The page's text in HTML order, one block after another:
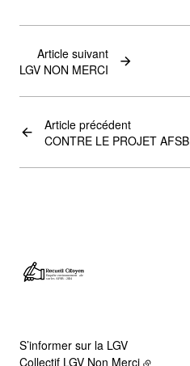
Article précédent
CONTRE LE PROJET AFSB
Article suivant
LGV NON MERCI
S’informer sur la LGV
Collectif LGV Non Merci